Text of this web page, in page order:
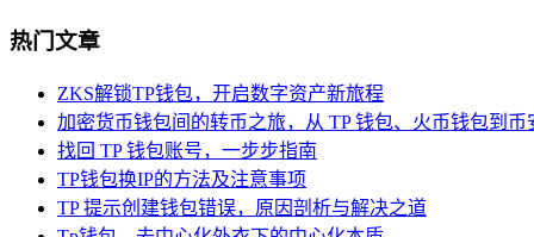
热门文章
ZKS解锁TP钱包，开启数字资产新旅程
加密货币钱包间的转币之旅，从 TP 钱包、火币钱包到币
找回 TP 钱包账号，一步步指南
TP钱包换IP的方法及注意事项
TP 提示创建钱包错误，原因剖析与解决之道